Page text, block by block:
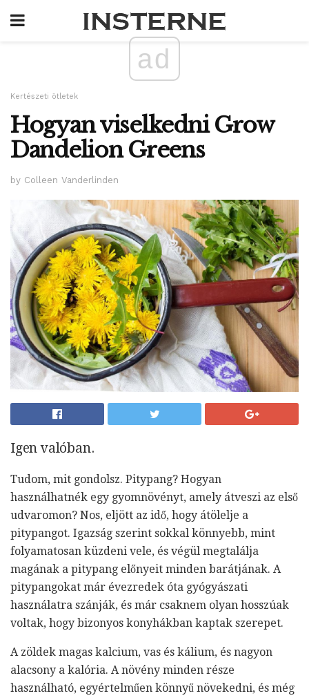
ad
Kertészeti ötletek
Hogyan viselkedni Grow
Dandelion Greens
by Colleen Vanderlinden
Igen valóban.
Tudom, mit gondolsz. Pitypang? Hogyan
használhatnék egy gyomnövényt, amely átveszi az első
udvaromon? Nos, eljött az idő, hogy átölelje a
pitypangot. Igazság szerint sokkal könnyebb, mint
folyamatosan küzdeni vele, és végül megtalálja
magának a pitypang előnyeit minden barátjának. A
pitypangokat már évezredek óta gyógyászati ​​
használatra szánják, és már csaknem olyan hosszúak
voltak, hogy bizonyos konyhákban kaptak szerepet.
A zöldek magas kalcium, vas és kálium, és nagyon
alacsony a kalória. A növény minden része
használható, egyértelműen könnyű növekedni, és még